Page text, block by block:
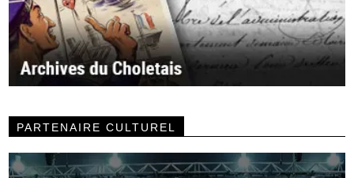
PARTENAIRE CULTUREL